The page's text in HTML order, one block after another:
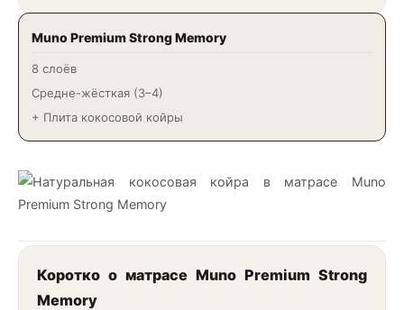
Muno Premium Strong Memory
8 слоёв
Средне-жёсткая (3–4)
+ Плита кокосовой койры
Коротко о матрасе Muno Premium Strong
Memory